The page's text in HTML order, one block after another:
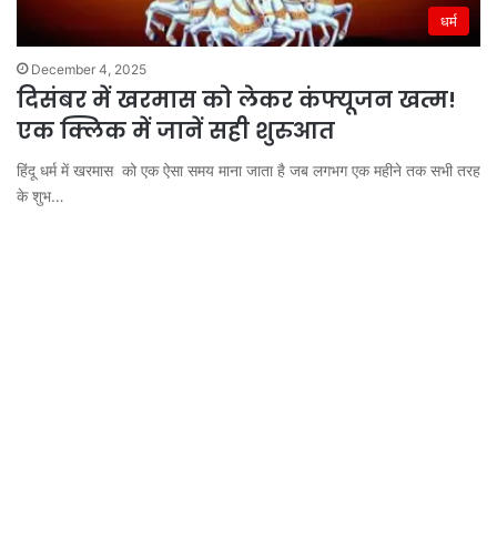
धर्म
December 4, 2025
दिसंबर में खरमास को लेकर कंफ्यूजन खत्म!
एक क्लिक में जानें सही शुरुआत
हिंदू धर्म में खरमास को एक ऐसा समय माना जाता है जब लगभग एक महीने तक सभी तरह
के शुभ…